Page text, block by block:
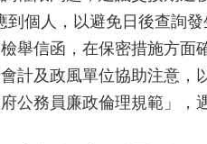
個人，以避免日後查詢發
舉信函，在保密措施方面
計及政風單位協助注意，
公務員廉政倫理規範」